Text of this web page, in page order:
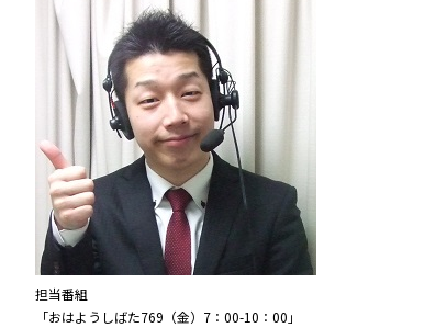
担当番組
「おはようしばた769（金）7：00-10：00」